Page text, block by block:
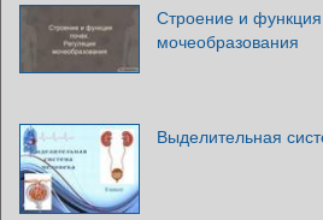
Строение и
мочеобразования
Выделительная